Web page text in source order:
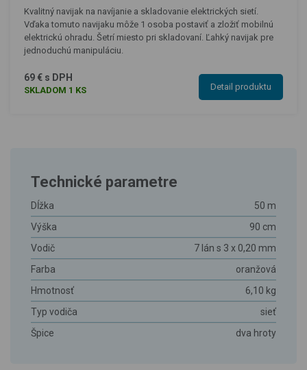
Kvalitný navijak na navíjanie a skladovanie elektrických sietí.
Vďaka tomuto navijaku môže 1 osoba postaviť a zložiť mobilnú
elektrickú ohradu. Šetrí miesto pri skladovaní. Ľahký navijak pre
jednoduchú manipuláciu.
69 € s DPH
SKLADOM 1 KS Detail produktu
Technické parametre
Dĺžka
50 m
Výška
90 cm
Vodič
7 lán s 3 x 0,20 mm
Farba
oranžová
Hmotnosť
6,10 kg
Typ vodiča
sieť
Špice
dva hroty